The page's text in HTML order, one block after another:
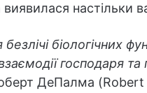
настільки
біологічних
господаря та
ДеПалма (Robert